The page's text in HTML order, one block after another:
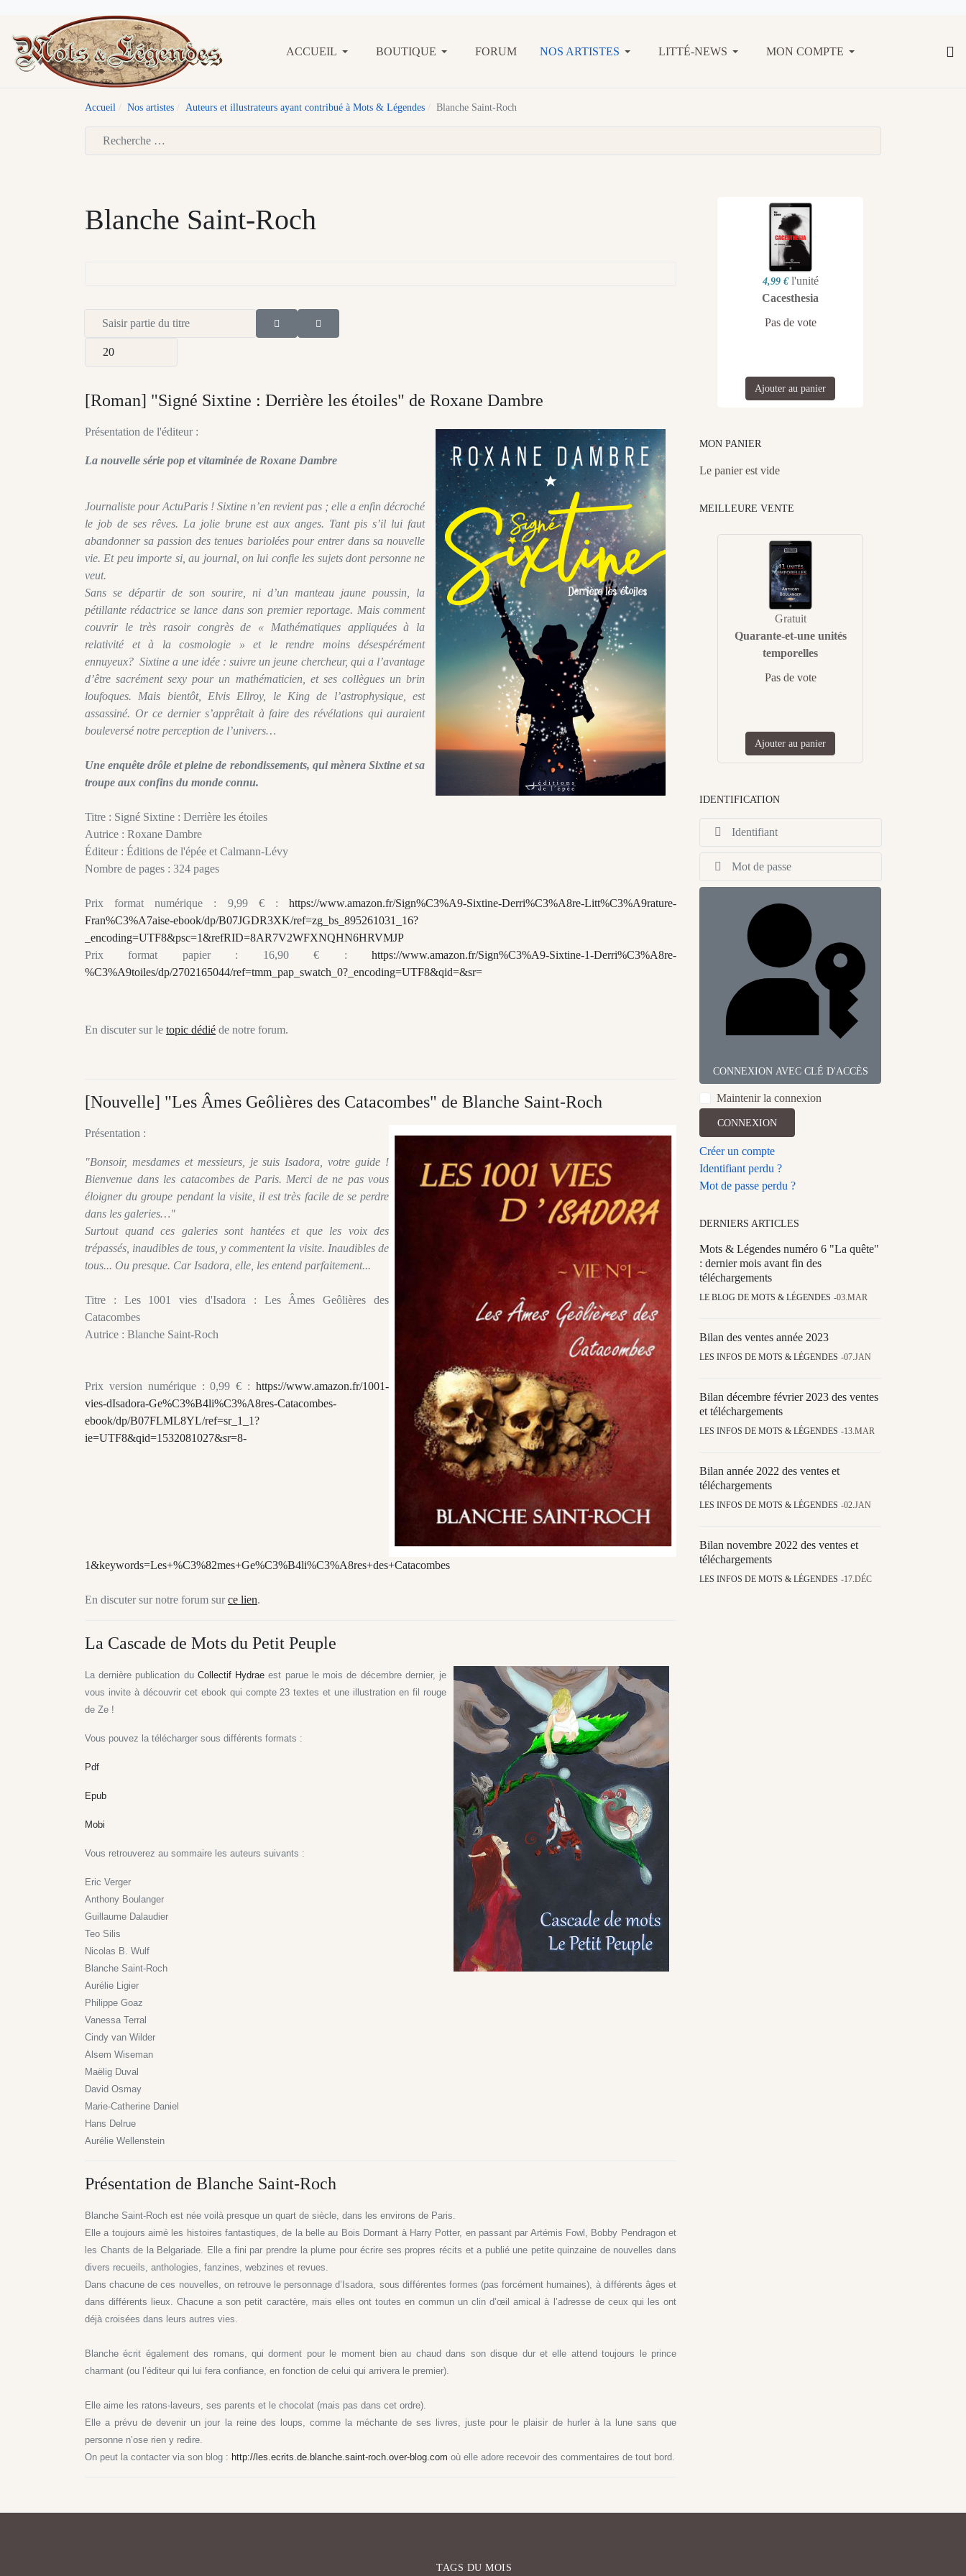
ACCUEIL BOUTIQUE FORUM NOS ARTISTES LITTÉ-NEWS MON COMPTE
Accueil Nos artistes Auteurs et illustrateurs ayant contribué à Mots & Légendes Blanche Saint-Roch
Blanche Saint-Roch
Saisir partie du titre
Afficher #
[Roman] "Signé Sixtine : Derrière les étoiles" de Roxane Dambre
Présentation de l'éditeur :
La nouvelle série pop et vitaminée de Roxane Dambre
Journaliste pour ActuParis ! Sixtine n’en revient pas ; elle a enfin décroché
le job de ses rêves. La jolie brune est aux anges. Tant pis s’il lui faut
abandonner sa passion des tenues bariolées pour entrer dans sa nouvelle
vie. Et peu importe si, au journal, on lui confie les sujets dont personne ne
veut.
Sans se départir de son sourire, ni d’un manteau jaune poussin, la
pétillante rédactrice se lance dans son premier reportage. Mais comment
couvrir le très rasoir congrès de « Mathématiques appliquées à la
relativité et à la cosmologie » et le rendre moins désespérément
ennuyeux? Sixtine a une idée : suivre un jeune chercheur, qui a l’avantage
d’être sacrément sexy pour un mathématicien, et ses collègues un brin
loufoques. Mais bientôt, Elvis Ellroy, le King de l’astrophysique, est
assassiné. Or ce dernier s’apprêtait à faire des révélations qui auraient
bouleversé notre perception de l’univers…
Une enquête drôle et pleine de rebondissements, qui mènera Sixtine et sa
troupe aux confins du monde connu.
Titre : Signé Sixtine : Derrière les étoiles
Autrice : Roxane Dambre
Éditeur : Éditions de l'épée et Calmann-Lévy
Nombre de pages : 324 pages
Prix format numérique : 9,99 € : https://www.amazon.fr/Sign%C3%A9-Sixtine-Derri%C3%A8re-Litt%C3%A9rature-
Fran%C3%A7aise-ebook/dp/B07JGDR3XK/ref=zg_bs_895261031_16?
_encoding=UTF8&psc=1&refRID=8AR7V2WFXNQHN6HRVMJP
Prix format papier : 16,90 € : https://www.amazon.fr/Sign%C3%A9-Sixtine-1-Derri%C3%A8re-
%C3%A9toiles/dp/2702165044/ref=tmm_pap_swatch_0?_encoding=UTF8&qid=&sr=
En discuter sur le topic dédié de notre forum.
[Nouvelle] "Les Âmes Geôlières des Catacombes" de Blanche Saint-Roch
Présentation :
"Bonsoir, mesdames et messieurs, je suis Isadora, votre guide !
Bienvenue dans les catacombes de Paris. Merci de ne pas vous
éloigner du groupe pendant la visite, il est très facile de se perdre
dans les galeries…"
Surtout quand ces galeries sont hantées et que les voix des
trépassés, inaudibles de tous, y commentent la visite. Inaudibles de
tous... Ou presque. Car Isadora, elle, les entend parfaitement...
Titre : Les 1001 vies d'Isadora : Les Âmes Geôlières des
Catacombes
Autrice : Blanche Saint-Roch
Prix version numérique : 0,99 € : https://www.amazon.fr/1001-
vies-dIsadora-Ge%C3%B4li%C3%A8res-Catacombes-
ebook/dp/B07FLML8YL/ref=sr_1_1?
ie=UTF8&qid=1532081027&sr=8-
1&keywords=Les+%C3%82mes+Ge%C3%B4li%C3%A8res+des+Catacombes
En discuter sur notre forum surce lien.
La Cascade de Mots du Petit Peuple
La dernière publication du Collectif Hydrae est parue le mois de décembre dernier, je
vous invite à découvrir cet ebook qui compte 23 textes et une illustration en fil rouge
de Ze !
Vous pouvez la télécharger sous différents formats :
Pdf
Epub
Mobi
Vous retrouverez au sommaire les auteurs suivants :
Eric Verger
Anthony Boulanger
Guillaume Dalaudier
Teo Silis
Nicolas B. Wulf
Blanche Saint-Roch
Aurélie Ligier
Philippe Goaz
Vanessa Terral
Cindy van Wilder
Alsem Wiseman
Maëlig Duval
David Osmay
Marie-Catherine Daniel
Hans Delrue
Aurélie Wellenstein
Présentation de Blanche Saint-Roch
Blanche Saint-Roch est née voilà presque un quart de siècle, dans les environs de Paris.
Elle a toujours aimé les histoires fantastiques, de la belle au Bois Dormant à Harry Potter, en passant par Artémis Fowl, Bobby Pendragon et
les Chants de la Belgariade. Elle a fini par prendre la plume pour écrire ses propres récits et a publié une petite quinzaine de nouvelles dans
divers recueils, anthologies, fanzines, webzines et revues.
Dans chacune de ces nouvelles, on retrouve le personnage d’Isadora, sous différentes formes (pas forcément humaines), à différents âges et
dans différents lieux. Chacune a son petit caractère, mais elles ont toutes en commun un clin d’œil amical à l’adresse de ceux qui les ont
déjà croisées dans leurs autres vies.
Blanche écrit également des romans, qui dorment pour le moment bien au chaud dans son disque dur et elle attend toujours le prince
charmant (ou l’éditeur qui lui fera confiance, en fonction de celui qui arrivera le premier).
Elle aime les ratons-laveurs, ses parents et le chocolat (mais pas dans cet ordre).
Elle a prévu de devenir un jour la reine des loups, comme la méchante de ses livres, juste pour le plaisir de hurler à la lune sans que
personne n’ose rien y redire.
On peut la contacter via son blog : http://les.ecrits.de.blanche.saint-roch.over-blog.com où elle adore recevoir des commentaires de tout bord.
4,99 € l'unité
Cacesthesia
Pas de vote
Ajouter au panier
MON PANIER
Le panier est vide
MEILLEURE VENTE
Gratuit
Quarante-et-une unités
temporelles
Pas de vote
Ajouter au panier
IDENTIFICATION
CONNEXION AVEC CLÉ D'ACCÈS
Maintenir la connexion
CONNEXION
Créer un compte
Identifiant perdu ?
Mot de passe perdu ?
DERNIERS ARTICLES
Mots & Légendes numéro 6 "La quête"
: dernier mois avant fin des
téléchargements
LE BLOG DE MOTS & LÉGENDES 03.MAR
Bilan des ventes année 2023
LES INFOS DE MOTS & LÉGENDES 07.JAN
Bilan décembre février 2023 des ventes
et téléchargements
LES INFOS DE MOTS & LÉGENDES 13.MAR
Bilan année 2022 des ventes et
téléchargements
LES INFOS DE MOTS & LÉGENDES 02.JAN
Bilan novembre 2022 des ventes et
téléchargements
LES INFOS DE MOTS & LÉGENDES 17.DÉC
TAGS DU MOIS